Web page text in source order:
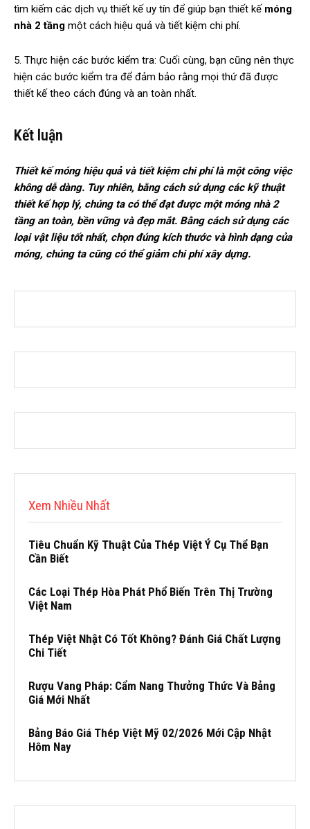
tìm kiếm các dịch vụ thiết kế uy tín để giúp bạn thiết kế móng
nhà 2 tầng một cách hiệu quả và tiết kiệm chi phí.
5. Thực hiện các bước kiểm tra: Cuối cùng, bạn cũng nên thực
hiện các bước kiểm tra để đảm bảo rằng mọi thứ đã được
thiết kế theo cách đúng và an toàn nhất.
Kết luận
Thiết kế móng hiệu quả và tiết kiệm chi phí là một công việc
không dễ dàng. Tuy nhiên, bằng cách sử dụng các kỹ thuật
thiết kế hợp lý, chúng ta có thể đạt được một móng nhà 2
tầng an toàn, bền vững và đẹp mắt. Bằng cách sử dụng các
loại vật liệu tốt nhất, chọn đúng kích thước và hình dạng của
móng, chúng ta cũng có thể giảm chi phí xây dựng.
Xem Nhiều Nhất
Tiêu Chuẩn Kỹ Thuật Của Thép Việt Ý Cụ Thể Bạn
Cần Biết
Các Loại Thép Hòa Phát Phổ Biến Trên Thị Trường
Việt Nam
Thép Việt Nhật Có Tốt Không? Đánh Giá Chất Lượng
Chi Tiết
Rượu Vang Pháp: Cẩm Nang Thưởng Thức Và Bảng
Giá Mới Nhất
Bảng Báo Giá Thép Việt Mỹ 02/2026 Mới Cập Nhật
Hôm Nay